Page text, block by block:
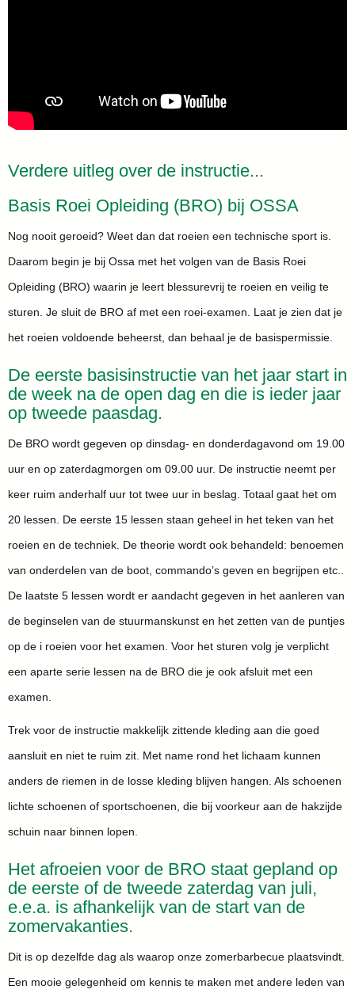
Verdere uitleg over de instructie...
Basis Roei Opleiding (BRO) bij OSSA
Nog nooit geroeid? Weet dan dat roeien een technische sport is.
Daarom begin je bij Ossa met het volgen van de Basis Roei
Opleiding (BRO) waarin je leert blessurevrij te roeien en veilig te
sturen. Je sluit de BRO af met een roei-examen. Laat je zien dat je
het roeien voldoende beheerst, dan behaal je de basispermissie.
De eerste basisinstructie van het jaar start in
de week na de open dag en die is ieder jaar
op tweede paasdag.
De BRO wordt gegeven op dinsdag- en donderdagavond om 19.00
uur en op zaterdagmorgen om 09.00 uur. De instructie neemt per
keer ruim anderhalf uur tot twee uur in beslag. Totaal gaat het om
20 lessen. De eerste 15 lessen staan geheel in het teken van het
roeien en de techniek. De theorie wordt ook behandeld: benoemen
van onderdelen van de boot, commando’s geven en begrijpen etc..
De laatste 5 lessen wordt er aandacht gegeven in het aanleren van
de beginselen van de stuurmanskunst en het zetten van de puntjes
op de i roeien voor het examen. Voor het sturen volg je verplicht
een aparte serie lessen na de BRO die je ook afsluit met een
examen.
Trek voor de instructie makkelijk zittende kleding aan die goed
aansluit en niet te ruim zit. Met name rond het lichaam kunnen
anders de riemen in de losse kleding blijven hangen. Als schoenen
lichte schoenen of sportschoenen, die bij voorkeur aan de hakzijde
schuin naar binnen lopen.
Het afroeien voor de BRO staat gepland op
de eerste of de tweede zaterdag van juli,
e.e.a. is afhankelijk van de start van de
zomervakanties.
Dit is op dezelfde dag als waarop onze zomerbarbecue plaatsvindt.
Een mooie gelegenheid om kennis te maken met andere leden van